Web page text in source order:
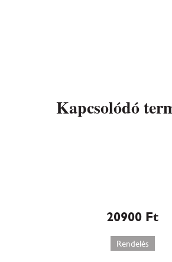
Kapcsolódó
20900 Ft
Rendelés